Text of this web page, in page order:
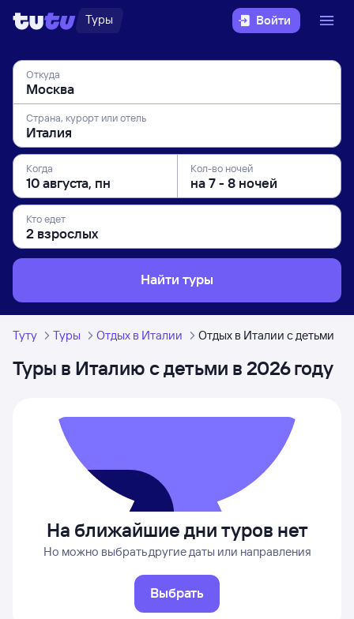
Туры Войти
Откуда
Страна, курорт или отель
Когда Кол-во ночей
Кто едет
Найти туры
Туту Туры Отдых в Италии Отдых в Италии с детьми
Туры в Италию с детьми в 2026 году
На ближайшие дни туров нет
Но можно выбрать другие даты или направления
Выбрать